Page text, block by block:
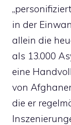
in der
allein die
als 13.000
eine
von
die er